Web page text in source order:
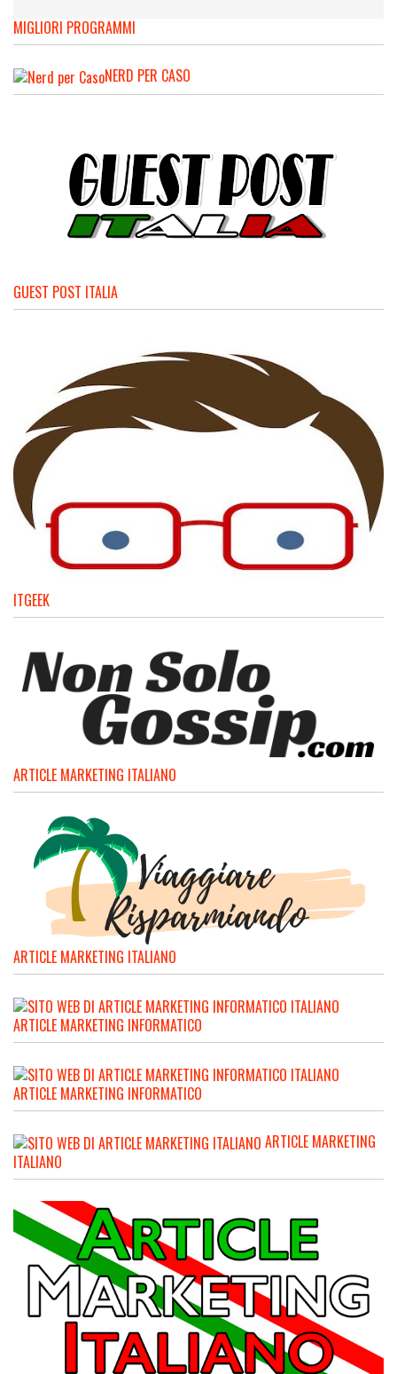
MIGLIORI PROGRAMMI
NERD PER CASO
GUEST POST ITALIA
ITGEEK
ARTICLE MARKETING ITALIANO
ARTICLE MARKETING ITALIANO
ARTICLE MARKETING INFORMATICO
ARTICLE MARKETING INFORMATICO
ARTICLE MARKETING
ITALIANO